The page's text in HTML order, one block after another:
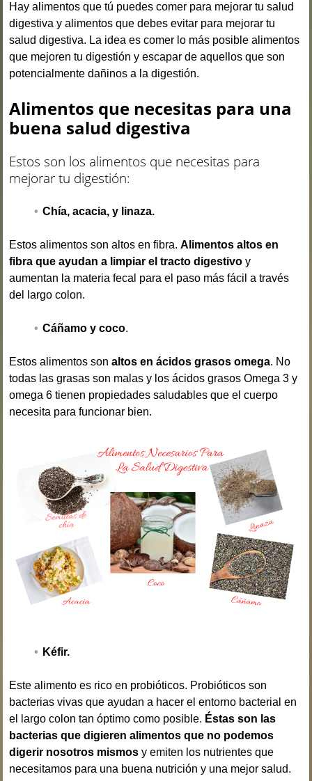
Hay alimentos que tú puedes comer para mejorar tu salud
digestiva y alimentos que debes evitar para mejorar tu
salud digestiva. La idea es comer lo más posible alimentos
que mejoren tu digestión y escapar de aquellos que son
potencialmente dañinos a la digestión.
Alimentos que necesitas para una
buena salud digestiva
Estos son los alimentos que necesitas para
mejorar tu digestión:
Chía, acacia, y linaza.
Estos alimentos son altos en fibra.Alimentos altos en
fibra que ayudan a limpiar el tracto digestivoy
aumentan la materia fecal para el paso más fácil a través
del largo colon.
Cáñamo y coco.
Estos alimentos sonaltos en ácidos grasos omega. No
todas las grasas son malas y los ácidos grasos Omega 3 y
omega 6 tienen propiedades saludables que el cuerpo
necesita para funcionar bien.
Kéfir.
Este alimento es rico en probióticos. Probióticos son
bacterias vivas que ayudan a hacer el entorno bacterial en
el largo colon tan óptimo como posible. Éstas son las
bacterias que digieren alimentos que no podemos
digerir nosotros mismosy emiten los nutrientes que
necesitamos para una buena nutrición y una mejor salud.